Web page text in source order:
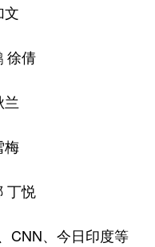
文
徐倩
兰
梅
丁悦
CNN、今日印度等